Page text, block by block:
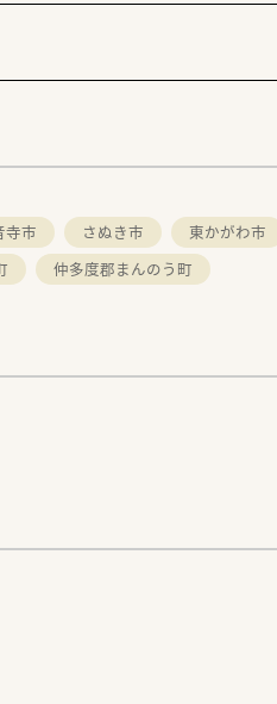
、
していただくために、
ています。
名体制です。
ションでございます。
プしたい方
寺市 さぬき市 東かがわ市
仲多度郡まんのう町